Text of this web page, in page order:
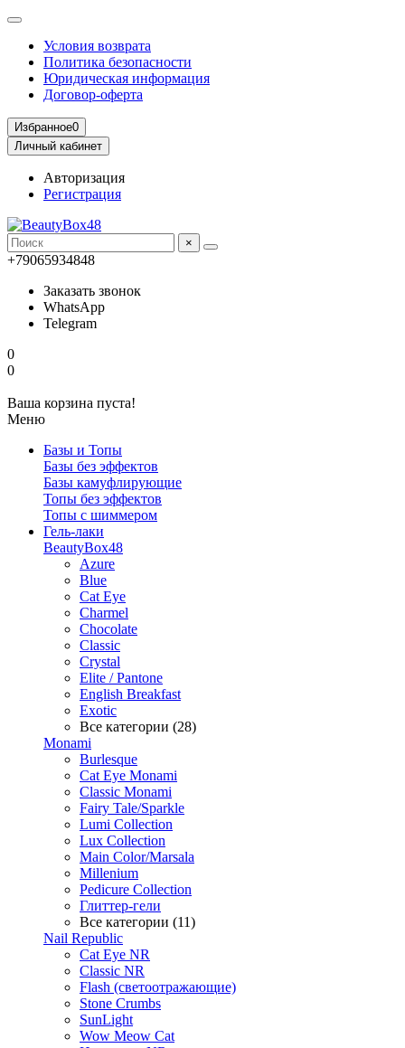
Условия возврата
Политика безопасности
Юридическая информация
Договор-оферта
Избранное0
Личный кабинет
Авторизация
Регистрация
×
+79065934848
Заказать звонок
WhatsApp
Telegram
0
0
Ваша корзина пуста!
Меню
Базы и Топы
Базы без эффектов
Базы камуфлирующие
Топы без эффектов
Топы с шиммером
Гель-лаки
BeautyBox48
Azure
Blue
Cat Eye
Charmel
Chocolate
Classic
Crystal
Elite / Pantone
English Breakfast
Exotic
Все категории (28)
Monami
Burlesque
Cat Eye Monami
Classic Monami
Fairy Tale/Sparkle
Lumi Collection
Lux Collection
Main Color/Marsala
Millenium
Pedicure Collection
Глиттер-гели
Все категории (11)
Nail Republic
Cat Eye NR
Classic NR
Flash (светоотражающие)
Stone Crumbs
SunLight
Wow Meow Cat